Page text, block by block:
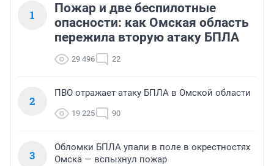
1
Пожар и две беспилотные
опасности: как Омская область
пережила вторую атаку БПЛА
29 496 22
2
ПВО отражает атаку БПЛА в Омской области
19 225 90
3
Обломки БПЛА упали в поле в окрестностях
Омска — вспыхнул пожар